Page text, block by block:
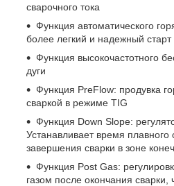
сварочного тока
Функция автоматического
более легкий и надежный старт
Функция высокочастотного
дуги
Функция PreFlow: продувка
сваркой в режиме TIG
Функция Down Slope:
Устанавливает время плавного
завершения сварки в зоне
Функция Post Gas:
газом после окончания сварки,